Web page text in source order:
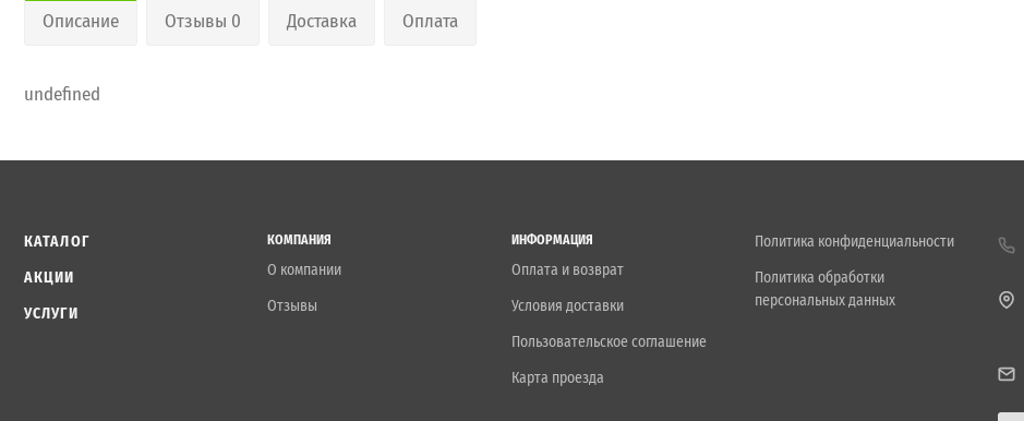
Описание Отзывы 0 Доставка Оплата
undefined
КАТАЛОГ
АКЦИИ
УСЛУГИ
КОМПАНИЯ
О компании
Отзывы
ИНФОРМАЦИЯ
Оплата и возврат
Условия доставки
Пользовательское соглашение
Карта проезда
Политика конфиденциальности
Политика обработки
персональных данных